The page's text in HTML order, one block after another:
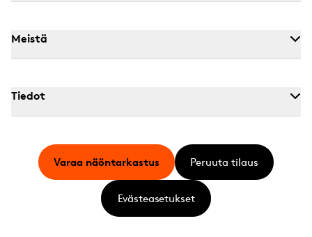
Meistä
Tiedot
Varaa näöntarkastus Peruuta tilaus
Evästeasetukset